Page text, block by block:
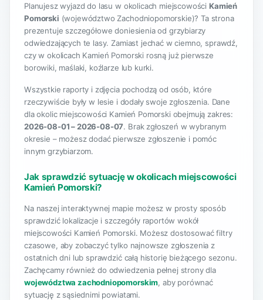
Planujesz wyjazd do lasu w okolicach miejscowości Kamień
Pomorski (województwo Zachodniopomorskie)? Ta strona
prezentuje szczegółowe doniesienia od grzybiarzy
odwiedzających te lasy. Zamiast jechać w ciemno, sprawdź,
czy w okolicach Kamień Pomorski rosną już pierwsze
borowiki, maślaki, koźlarze lub kurki.
Wszystkie raporty i zdjęcia pochodzą od osób, które
rzeczywiście były w lesie i dodały swoje zgłoszenia. Dane
dla okolic miejscowości Kamień Pomorski obejmują zakres:
2026-08-01 – 2026-08-07. Brak zgłoszeń w wybranym
okresie – możesz dodać pierwsze zgłoszenie i pomóc
innym grzybiarzom.
Jak sprawdzić sytuację w okolicach miejscowości
Kamień Pomorski?
Na naszej interaktywnej mapie możesz w prosty sposób
sprawdzić lokalizacje i szczegóły raportów wokół
miejscowości Kamień Pomorski. Możesz dostosować filtry
czasowe, aby zobaczyć tylko najnowsze zgłoszenia z
ostatnich dni lub sprawdzić całą historię bieżącego sezonu.
Zachęcamy również do odwiedzenia pełnej strony dla
województwa zachodniopomorskim, aby porównać
sytuację z sąsiednimi powiatami.